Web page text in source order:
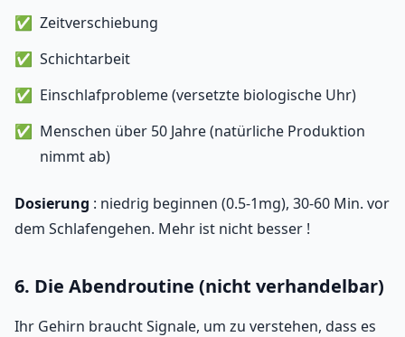
Zeitverschiebung
Schichtarbeit
Einschlafprobleme (versetzte biologische Uhr)
Menschen über 50 Jahre (natürliche Produktion
nimmt ab)
Dosierung : niedrig beginnen (0.5-1mg), 30-60 Min. vor
dem Schlafengehen. Mehr ist nicht besser !
6. Die Abendroutine (nicht verhandelbar)
Ihr Gehirn braucht Signale, um zu verstehen, dass es